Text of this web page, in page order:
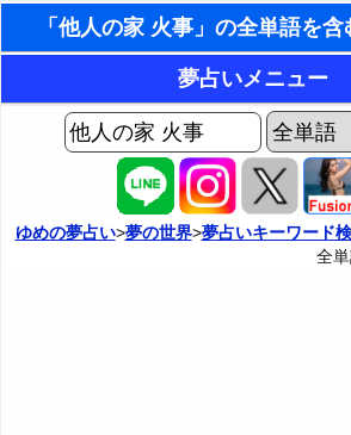
東洋・西洋占星術
ホラリー占星術
手相占いで未来診
タロットカードで無
命名の姓名判断
夢占いメニュー
AIゆめの夢占いチャット
ヨセフの夢占い
夢占い掲示板
ゆめの夢占い>夢の世界>夢占いキーワード
全